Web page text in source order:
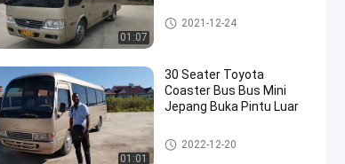
01:07
Bus Coaster Bekas
2021-12-24
01:01
30 Seater Toyota
Coaster Bus Bus Mini
Jepang Buka Pintu Luar
Bus Coaster Bekas
2022-12-20